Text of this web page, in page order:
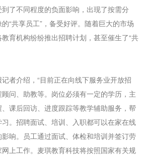
了不同程度的负面影响，出现了按需分
“共享员工”，备受好评。随着巨大的市场
育机构纷纷推出招聘计划，甚至催生了“共
者介绍，“目前正在向线下服务业开放招
问、助教等。岗位必须有一定的学历，主
课后回访、进度跟踪等教学辅助服务，帮
。招聘面试、培训、入职都可以在家在线
响。员工通过面试、体检和培训并签订劳
上工作。麦琪教育科技将按照国家有关规